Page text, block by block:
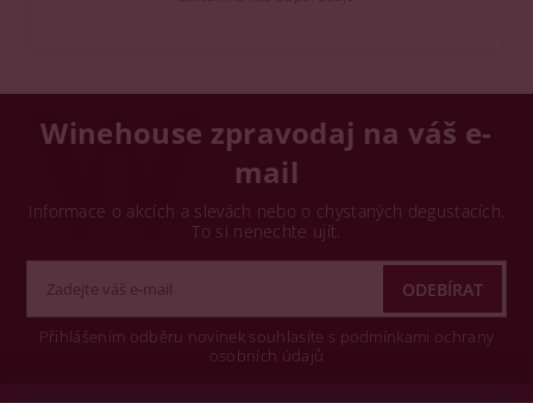
Winehouse zpravodaj na váš e-
mail
Informace o akcích a slevách nebo o chystaných degustacích.
To si nenechte ujít.
Přihlášením odběru novinek souhlasíte s podmínkami ochrany
osobních údajů